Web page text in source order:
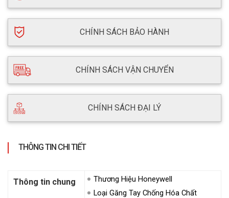
CHÍNH SÁCH BẢO HÀNH
CHÍNH SÁCH VẬN CHUYỂN
CHÍNH SÁCH ĐẠI LÝ
THÔNG TIN CHI TIẾT
Thông tin chung
Thương Hiệu Honeywell
Loại Găng Tay Chống Hóa Chất